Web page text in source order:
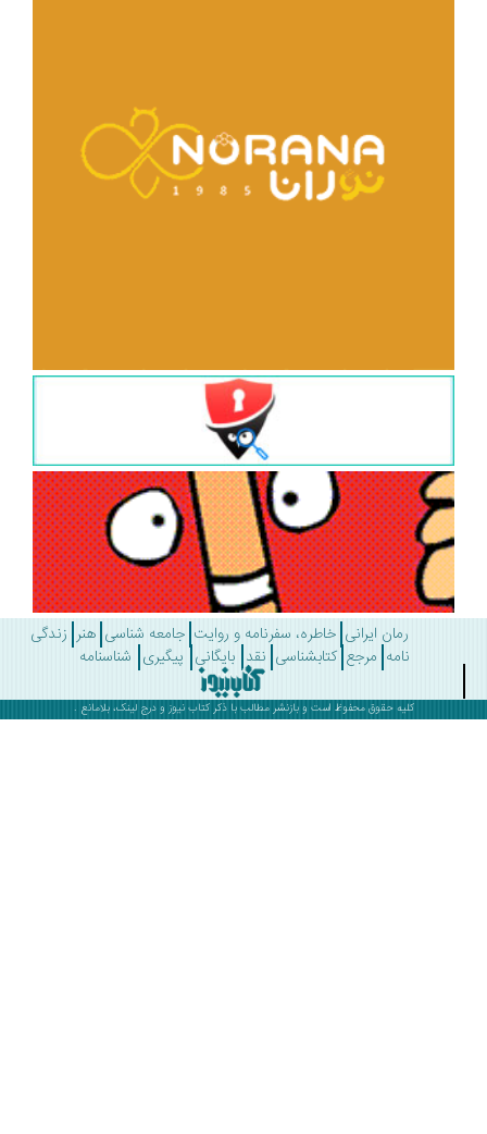
رمان ایرانی خاطره، سفرنامه و روایت جامعه شناسی هنر زندگی
مرجع کتابشناسی نقد بایگانی پیگیری شناسنامه
کلیه حقوق محفوظ است و بازنشر مطالب با ذکرکتاب نیوز و درج لینک، بلامانع .